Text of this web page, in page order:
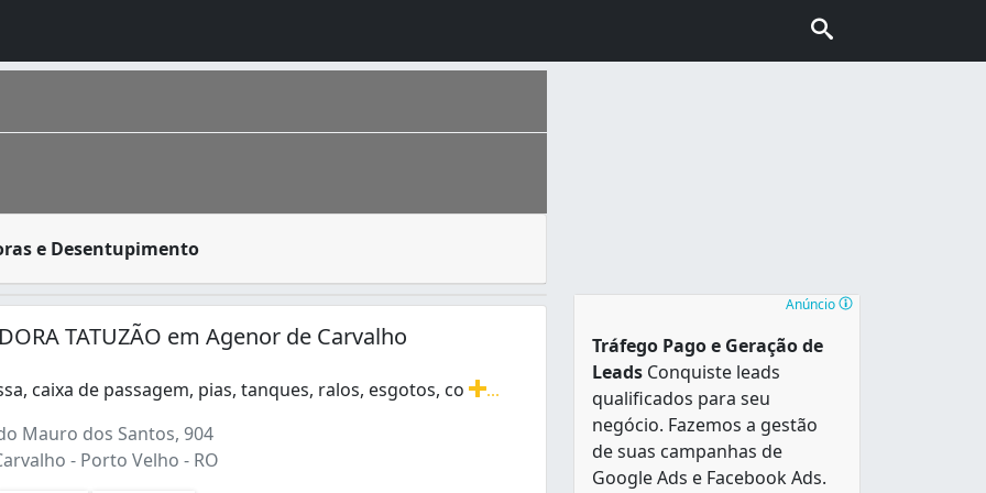
e Desentupimento
estimada segundo IBGE 2016 de 511 219 porto-velhenses, é o mais populoso em Rondônia e única
TATUZÃO em Agenor de Carvalho
caixa de passagem, pias, tanques, ralos, esgotos, co
caixa de passagem, pias, tanques, ralos, esgotos, colunas, coletoras pluviais e vasos. Ligue já e garanta seu
Mauro dos Santos, 904
- Porto Velho - RO
Anúncio
Tráfego Pago e Geração de
Leads Conquiste leads
qualificados para seu
negócio. Fazemos a gestão
de suas campanhas de
Google Ads e Facebook Ads.